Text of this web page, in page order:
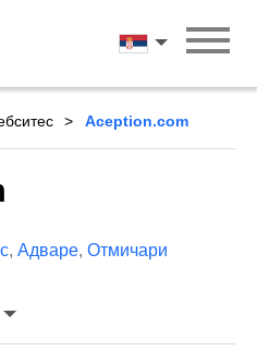
Српски
Aception.com
, Адваре, Отмичари